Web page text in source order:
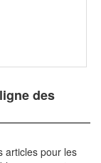
des
articles pour les